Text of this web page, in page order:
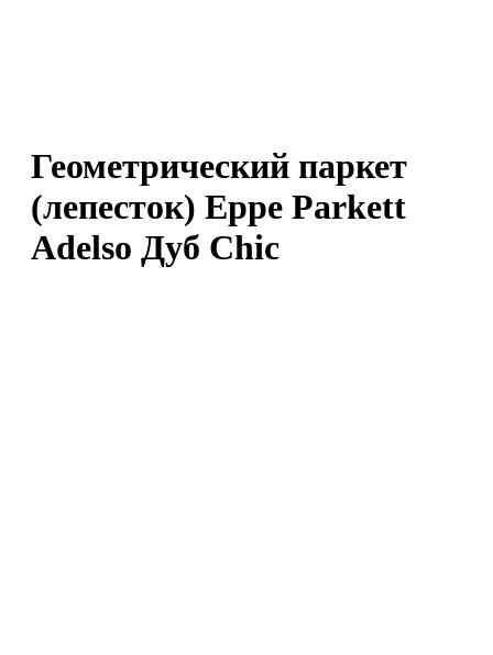
Геометрический паркет
(лепесток) Eppe Parkett
Adelso Дуб Chic